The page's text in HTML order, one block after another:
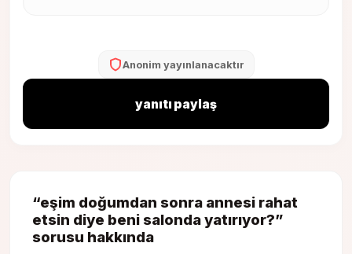
Anonim yayınlanacaktır
yanıtı paylaş
“eşim doğumdan sonra annesi rahat
etsin diye beni salonda yatırıyor?”
sorusu hakkında